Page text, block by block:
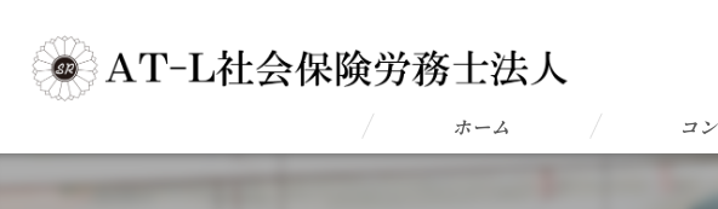
ホーム コ